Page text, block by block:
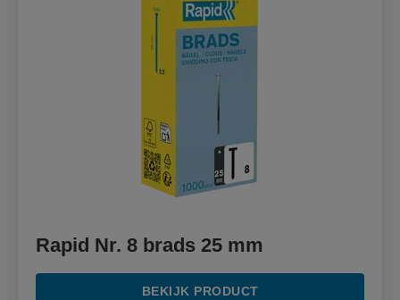
Rapid Nr. 8 brads 25 mm
BEKIJK PRODUCT